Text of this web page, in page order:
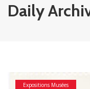
Daily
Expositions Musées